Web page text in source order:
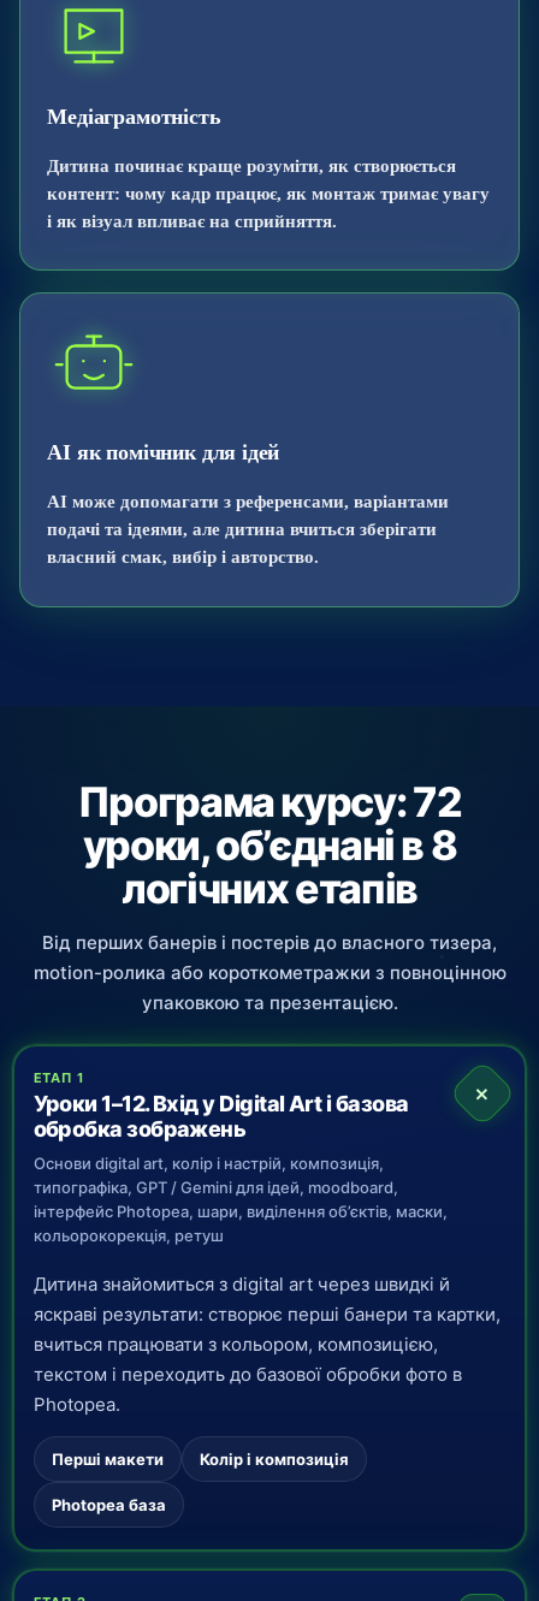
Медіаграмотність
Дитина починає краще розуміти, як створюється
контент: чому кадр працює, як монтаж тримає увагу
і як візуал впливає на сприйняття.
AI як помічник для ідей
AI може допомагати з референсами, варіантами
подачі та ідеями, але дитина вчиться зберігати
власний смак, вибір і авторство.
Програма курсу: 72
уроки, об’єднані в 8
логічних етапів
Від перших банерів і постерів до власного тизера,
motion-ролика або короткометражки з повноцінною
упаковкою та презентацією.
ЕТАП 1
Уроки 1–12. Вхід у Digital Art і базова
обробка зображень
Основи digital art, колір і настрій, композиція,
типографіка, GPT / Gemini для ідей, moodboard,
інтерфейс Photopea, шари, виділення об’єктів, маски,
кольорокорекція, ретуш
+
Дитина знайомиться з digital art через швидкі й
яскраві результати: створює перші банери та картки,
вчиться працювати з кольором, композицією,
текстом і переходить до базової обробки фото в
Photopea.
Перші макети Колір і композиція
Photopea база